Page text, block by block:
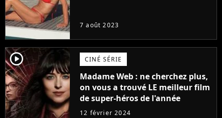
7 août 2023
player2 CINÉ SÉRIE
Madame Web : ne cherchez plus,
on vous a trouvé LE meilleur film
de super-héros de l'année
12 février 2024